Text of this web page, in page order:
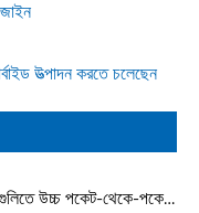
উত্পাদন করতে চলেছেন
উচ্চ পকেট-থেকে-পকেট